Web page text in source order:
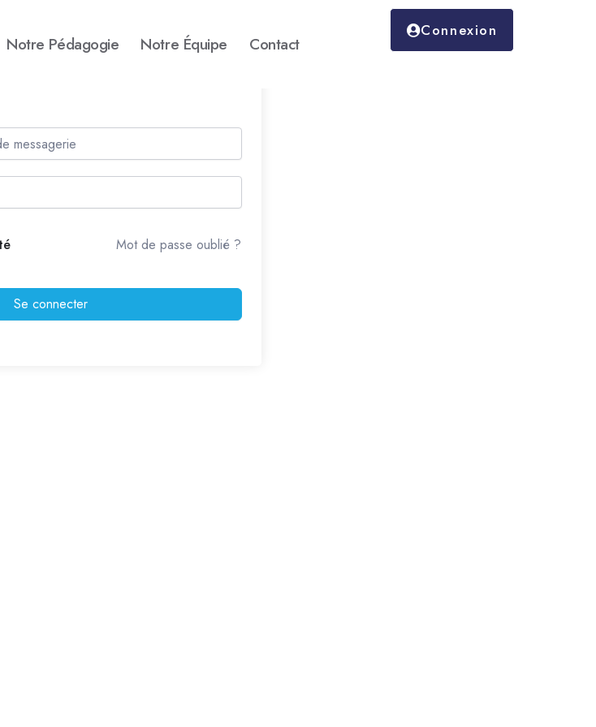
Notre Pédagogie Notre Équipe Contact
Connexion
Mot de passe oublié ?
Se connecter